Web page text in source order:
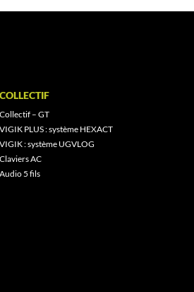
COLLECTIF
Collectif – GT
VIGIK PLUS : système HEXACT
VIGIK : système UGVLOG
Claviers AC
Audio 5 fils